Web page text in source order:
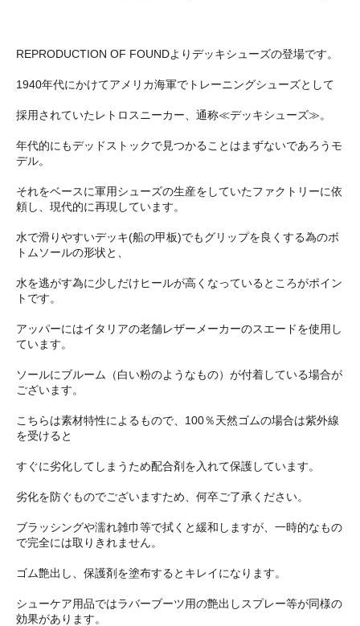
REPRODUCTION OF FOUNDよりデッキシューズの登場です。
1940年代にかけてアメリカ海軍でトレーニングシューズとして
採用されていたレトロスニーカー、通称≪デッキシューズ≫。
年代的にもデッドストックで見つかることはまずないであろうモ
デル。
それをベースに軍用シューズの生産をしていたファクトリーに依
頼し、現代的に再現しています。
水で滑りやすいデッキ(船の甲板)でもグリップを良くする為のボ
トムソールの形状と、
水を逃がす為に少しだけヒールが高くなっているところがポイン
トです。
アッパーにはイタリアの老舗レザーメーカーのスエードを使用し
ています。
ソールにブルーム（白い粉のようなもの）が付着している場合が
ございます。
こちらは素材特性によるもので、100％天然ゴムの場合は紫外線
を受けると
すぐに劣化してしまうため配合剤を入れて保護しています。
劣化を防ぐものでございますため、何卒ご了承ください。
ブラッシングや濡れ雑巾等で拭くと緩和しますが、一時的なもの
で完全には取りきれません。
ゴム艶出し、保護剤を塗布するとキレイになります。
シューケア用品ではラバーブーツ用の艶出しスプレー等が同様の
効果があります。